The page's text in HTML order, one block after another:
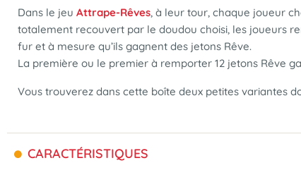
Dans le jeu Attrape-Rêves, à leur tour, chaque joueur
totalement recouvert par le doudou choisi, les joueurs
fur et à mesure qu’ils gagnent des jetons Rêve.
La première ou le premier à remporter 12 jetons Rêve
Vous trouverez dans cette boîte deux petites variantes
CARACTÉRISTIQUES